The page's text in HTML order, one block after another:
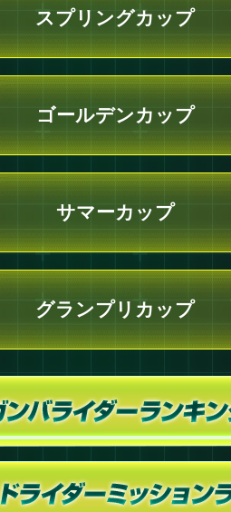
スプリングカップ
ゴールデンカップ
サマーカップ
グランプリカップ